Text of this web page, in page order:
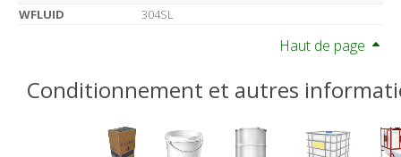
WFLUID
304SL
Haut de page
Conditionnement et autres